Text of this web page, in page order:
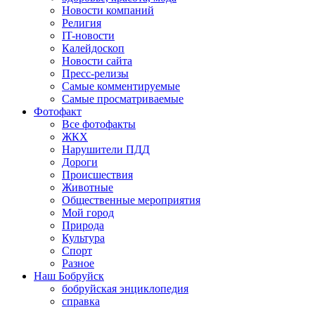
Новости компаний
Религия
IT-новости
Калейдоскоп
Новости сайта
Пресс-релизы
Самые комментируемые
Самые просматриваемые
Фотофакт
Все фотофакты
ЖКХ
Нарушители ПДД
Дороги
Происшествия
Животные
Общественные мероприятия
Мой город
Природа
Культура
Спорт
Разное
Наш Бобруйск
бобруйская энциклопедия
справка